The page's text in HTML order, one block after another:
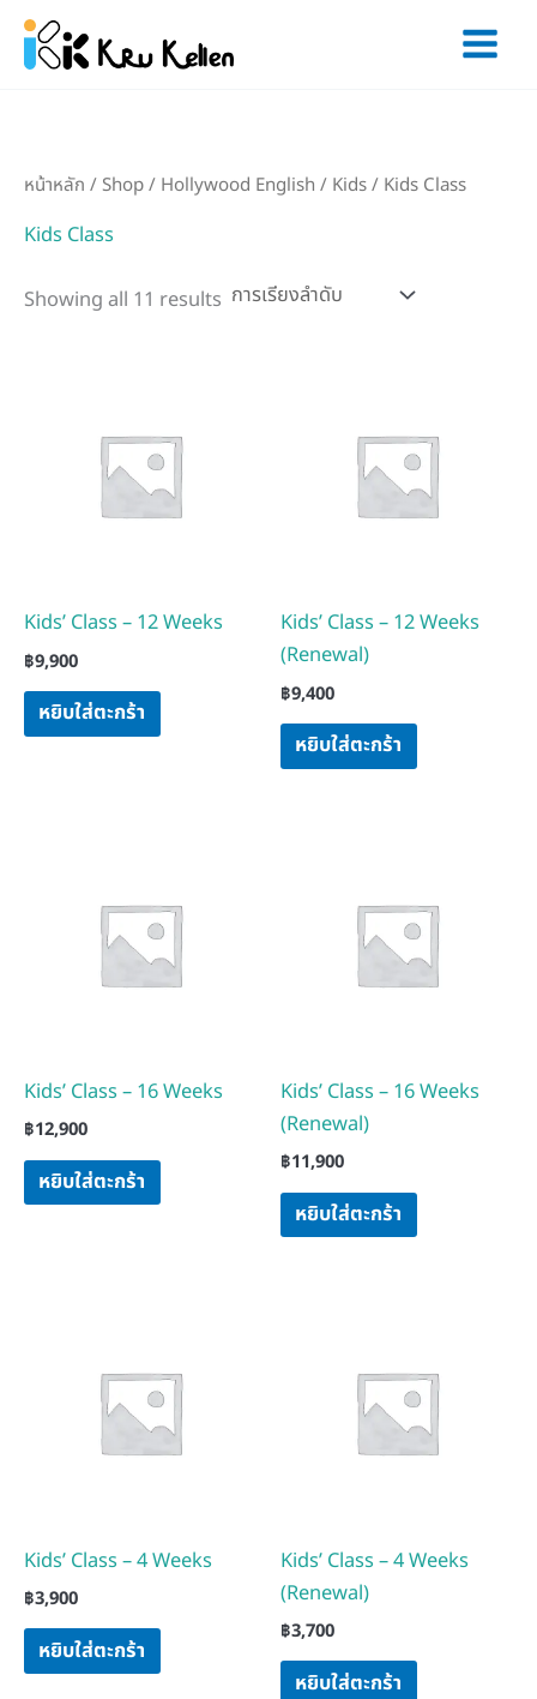
Skip
content
หน้าหลัก / Shop/ Hollywood English / Kids/ Kids Class
Kids Class
Showing all 11 results
Kids’ Class – 12 Weeks
฿9,900
หยิบใส่ตะกร้า
Kids’ Class – 12 Weeks
(Renewal)
฿9,400
หยิบใส่ตะกร้า
Kids’ Class – 16 Weeks
฿12,900
หยิบใส่ตะกร้า
Kids’ Class – 16 Weeks
(Renewal)
฿11,900
หยิบใส่ตะกร้า
Kids’ Class – 4 Weeks
฿3,900
หยิบใส่ตะกร้า
Kids’ Class – 4 Weeks
(Renewal)
฿3,700
หยิบใส่ตะกร้า